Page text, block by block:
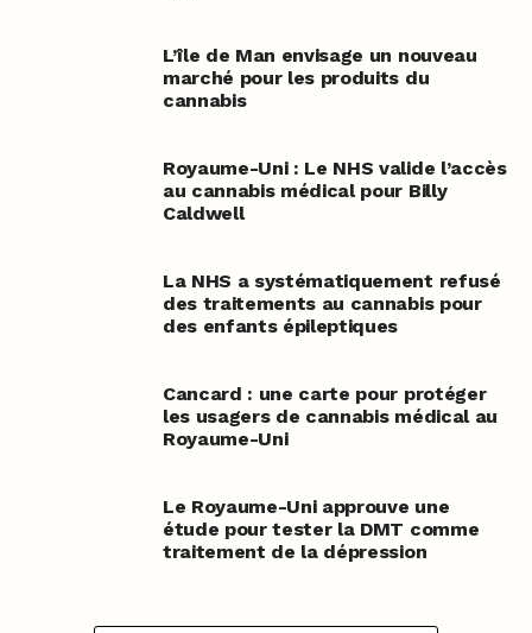
L’île de Man envisage un nouveau
marché pour les produits du
cannabis
Royaume-Uni : Le NHS valide l’accès
au cannabis médical pour Billy
Caldwell
La NHS a systématiquement refusé
des traitements au cannabis pour
des enfants épileptiques
Cancard : une carte pour protéger
les usagers de cannabis médical au
Royaume-Uni
Le Royaume-Uni approuve une
étude pour tester la DMT comme
traitement de la dépression